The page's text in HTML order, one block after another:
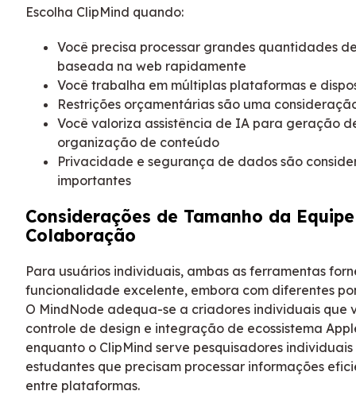
Escolha ClipMind quando:
Você precisa processar grandes quantidades
baseada na web rapidamente
Você trabalha em múltiplas plataformas e
Restrições orçamentárias são uma
Você valoriza assistência de IA para geração
organização de conteúdo
Privacidade e segurança de dados são
importantes
Considerações de Tamanho da
Colaboração
Para usuários individuais, ambas as ferramentas
funcionalidade excelente, embora com diferentes
O MindNode adequa-se a criadores individuais que
controle de design e integração de ecossistema
enquanto o ClipMind serve pesquisadores individuais
estudantes que precisam processar informações
entre plataformas.